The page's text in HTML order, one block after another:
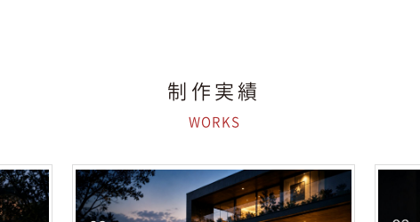
制作実績
WORKS